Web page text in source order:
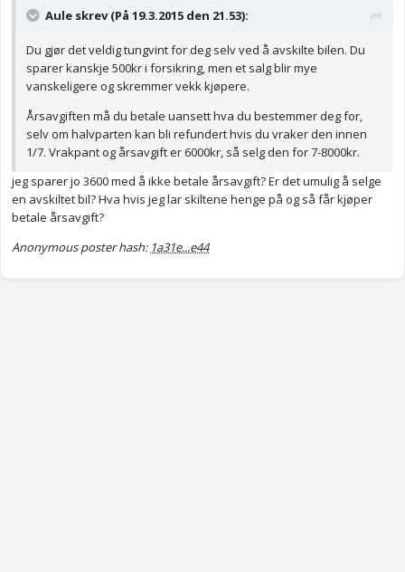
Aule skrev (På 19.3.2015 den 21.53):
Du gjør det veldig tungvint for deg selv ved å avskilte bilen. Du
sparer kanskje 500kr i forsikring, men et salg blir mye
vanskeligere og skremmer vekk kjøpere.
Årsavgiften må du betale uansett hva du bestemmer deg for,
selv om halvparten kan bli refundert hvis du vraker den innen
1/7. Vrakpant og årsavgift er 6000kr, så selg den for 7-8000kr.
jeg sparer jo 3600 med å ikke betale årsavgift? Er det umulig å selge
en avskiltet bil? Hva hvis jeg lar skiltene henge på og så får kjøper
betale årsavgift?
Anonymous poster hash: 1a31e...e44